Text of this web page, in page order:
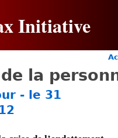
Initiative
la
- le 31